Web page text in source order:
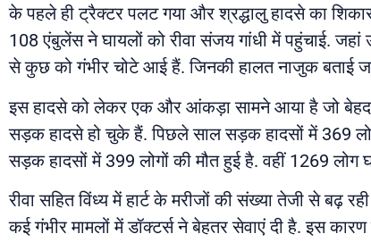
के पहले ही ट्रैक्टर पलट गया और श्रद्धालु हादसे का
108 एंबुलेंस ने घायलों को रीवा संजय गांधी में पहुंचाई.
से कुछ को गंभीर चोटे आई हैं. जिनकी हालत नाजुक बताई
इस हादसे को लेकर एक और आंकड़ा सामने आया है जो
सड़क हादसे हो चुके हैं. पिछले साल सड़क हादसों में 369
सड़क हादसों में 399 लोगों की मौत हुई है. वहीं 1269
रीवा सहित विंध्य में हार्ट के मरीजों की संख्या तेजी से बढ़
कई गंभीर मामलों में डॉक्टर्स ने बेहतर सेवाएं दी है. इस